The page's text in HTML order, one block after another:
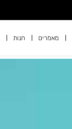
מאמרים חנות